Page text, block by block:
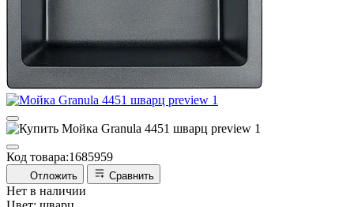
Код товара:1685959
Отложить Сравнить
Нет в наличии